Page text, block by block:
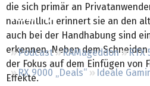
Forum
Podcast RAMageddon
RTX
RX 9000 „Deals“
Ideale
die sich primär an
namentlich erinnert sie an den
auch bei der Handhabung sind
erkennen. Neben dem
der Fokus auf dem Einfügen von
Effekte.